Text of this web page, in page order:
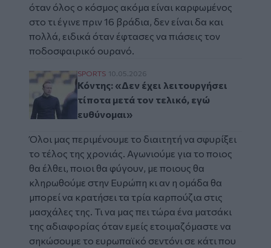
όταν όλος ο κόσμος ακόμα είναι καρφωμένος
στο τι έγινε πριν 16 βράδια, δεν είναι δα και
πολλά, ειδικά όταν έφτασες να πιάσεις τον
ποδοσφαιρικό ουρανό.
Κόντης: «Δεν έχει λειτουργήσει τίποτα
SPORTS 10.05.2026
Κόντης: «Δεν έχει λειτουργήσει
τίποτα μετά τον τελικό, εγώ
ευθύνομαι»
Όλοι μας περιμένουμε το διαιτητή να σφυρίξει
το τέλος της χρονιάς. Αγωνιούμε για το ποιος
θα έλθει, ποιοι θα φύγουν, με ποιους θα
κληρωθούμε στην Ευρώπη κι αν η ομάδα θα
μπορεί να κρατήσει τα τρία καρπούζια στις
μασχάλες της. Τι να μας πει τώρα ένα ματσάκι
της αδιαφορίας όταν εμείς ετοιμαζόμαστε να
σηκώσουμε το ευρωπαϊκό σεντόνι σε κάτι που